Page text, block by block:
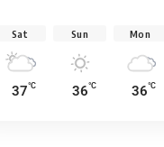
Sat
37°C
Sun
36°C
Mon
36°C